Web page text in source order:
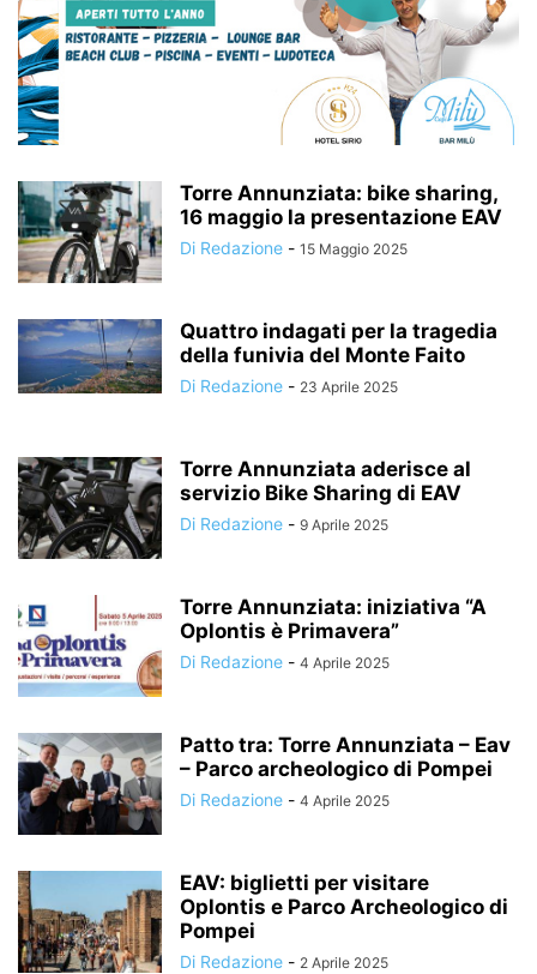
Torre Annunziata: bike sharing,
16 maggio la presentazione EAV
Di Redazione - 15 Maggio 2025
Quattro indagati per la tragedia
della funivia del Monte Faito
Di Redazione - 23 Aprile 2025
Torre Annunziata aderisce al
servizio Bike Sharing di EAV
Di Redazione - 9 Aprile 2025
Torre Annunziata: iniziativa “A
Oplontis è Primavera”
Di Redazione - 4 Aprile 2025
Patto tra: Torre Annunziata – Eav
– Parco archeologico di Pompei
Di Redazione - 4 Aprile 2025
EAV: biglietti per visitare
Oplontis e Parco Archeologico di
Pompei
Di Redazione - 2 Aprile 2025